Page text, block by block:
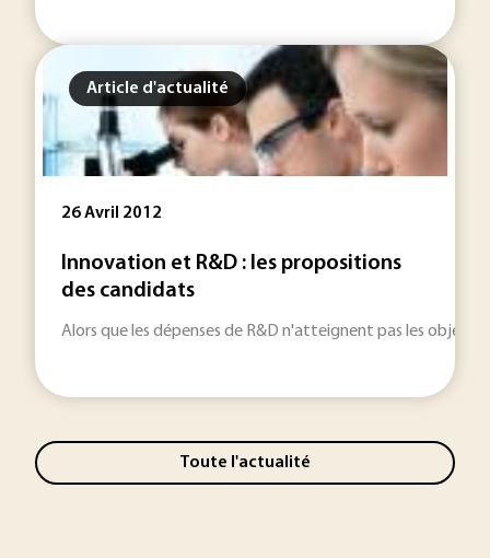
Article d'actualité
26 Avril 2012
Innovation et R&D : les propositions
des candidats
Alors que les dépenses de R&D n'atteignent pas les
Toute l'actualité